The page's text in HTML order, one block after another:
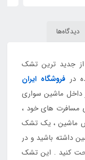
دیدگاه‌ها
از جدید ترین تشک
در فروشگاه ایران
داخل ماشین سواری
مسافرت های خود ،
ماشین ، یک تشک
داشته باشید و در
کنید . این تشک